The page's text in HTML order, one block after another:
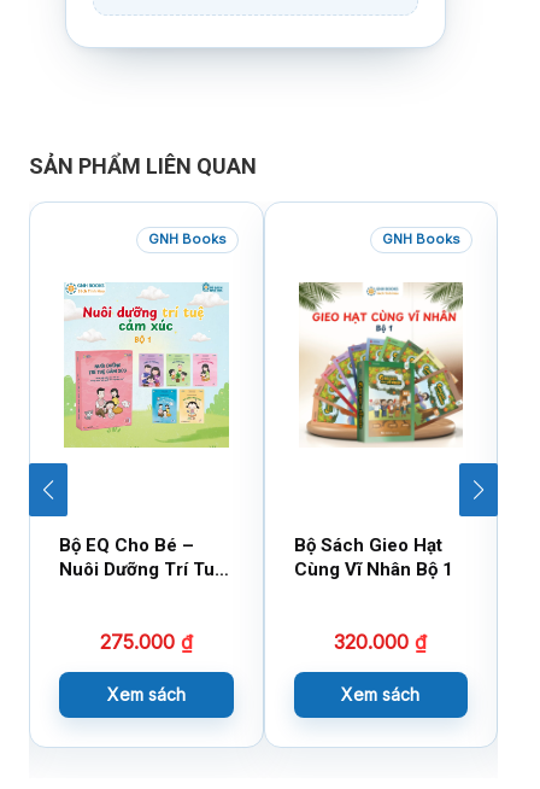
SẢN PHẨM LIÊN QUAN
GNH Books
Bộ EQ Cho Bé –
Nuôi Dưỡng Trí Tuệ
275.000 ₫
Xem sách
GNH Books
Bộ Sách Gieo Hạt
Cùng Vĩ Nhân Bộ 1
320.000₫
Xem sách